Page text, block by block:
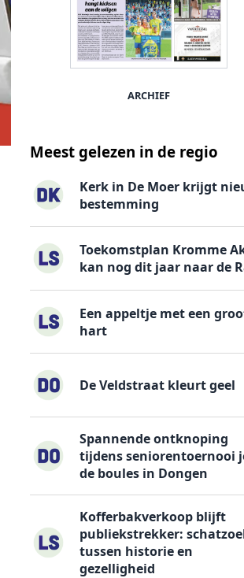
ARCHIEF
Meest gelezen in de regio
Kerk in De Moer krijgt
bestemming
Toekomstplan Kromme
kan nog dit jaar naar de
Een appeltje met een
hart
De Veldstraat kleurt geel
Spannende ontknoping
tijdens seniorentoernooi
de boules in Dongen
Kofferbakverkoop blijft
publiekstrekker:
tussen historie en
gezelligheid